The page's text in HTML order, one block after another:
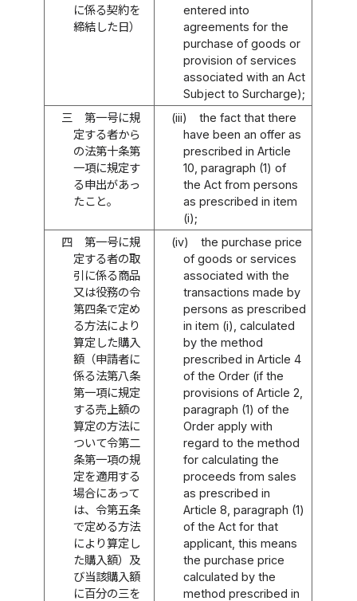
に係る契約を
締結した日）
entered into
agreements for the
purchase of goods or
provision of services
associated with an Act
Subject to Surcharge);
三
第一号に規
定する者から
の法第十条第
一項に規定す
る申出があっ
たこと。
(iii)
the fact that there
have been an offer as
prescribed in Article
10, paragraph (1) of
the Act from persons
as prescribed in item
(i);
四
第一号に規
定する者の取
引に係る商品
又は役務の令
第四条で定め
る方法により
算定した購入
額（申請者に
係る法第八条
第一項に規定
する売上額の
算定の方法に
ついて令第二
条第一項の規
定を適用する
場合にあって
は、令第五条
で定める方法
により算定し
た購入額）及
び当該購入額
に百分の三を
(iv)
the purchase price
of goods or services
associated with the
transactions made by
persons as prescribed
in item (i), calculated
by the method
prescribed in Article 4
of the Order (if the
provisions of Article 2,
paragraph (1) of the
Order apply with
regard to the method
for calculating the
proceeds from sales
as prescribed in
Article 8, paragraph (1)
of the Act for that
applicant, this means
the purchase price
calculated by the
method prescribed in